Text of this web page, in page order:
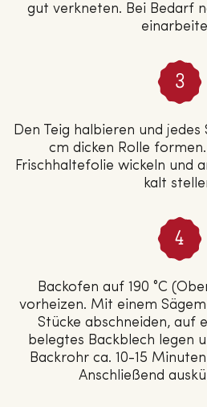
gut verkneten. Bei Bedarf
Den Teig halbieren und
cm dicken Rolle
Frischhaltefolie wickeln und
kalt
Backofen auf 190 °C
vorheizen. Mit einem
Stücke abschneiden, auf
belegtes Backblech legen
Backrohr ca. 10-15
Anschließend